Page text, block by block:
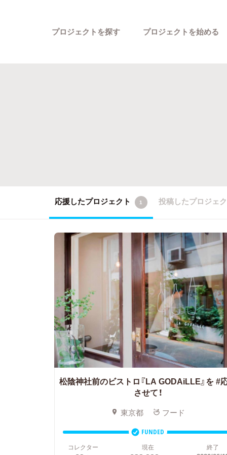
プロジェクトを探す プロジェクトを始める
応援したプロジェクト 1 投稿したプロジェ
松陰神社前のビストロ『LA GODAiLLE』を#
させて！
東京都 フード
FUNDED
コレクター
現在 終了